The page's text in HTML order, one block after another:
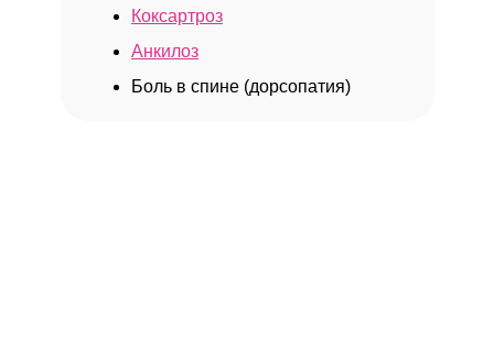
Коксартроз
Анкилоз
Боль в спине (дорсопатия)